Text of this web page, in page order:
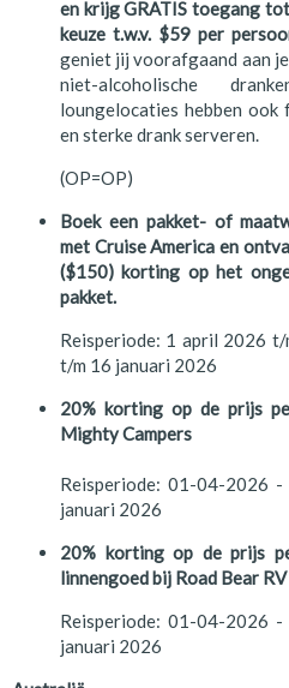
en krijg GRATIS toegang
keuze t.w.v. $59 per
geniet jij voorafgaand aan
niet-alcoholische
loungelocaties hebben
en sterke drank serveren.
(OP=OP)
Boek een pakket- of
met Cruise America en
($150) korting op het
pakket.
Reisperiode: 1 april 2026
t/m 16 januari 2026
20% korting op de prijs
Mighty Campers
Reisperiode: 01-04-2026
januari 2026
20% korting op de prijs
linnengoed bij Road Bear RV
Reisperiode: 01-04-2026
januari 2026